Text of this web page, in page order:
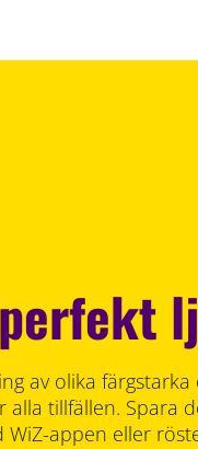
av olika
tillfällen. Spara
appen eller